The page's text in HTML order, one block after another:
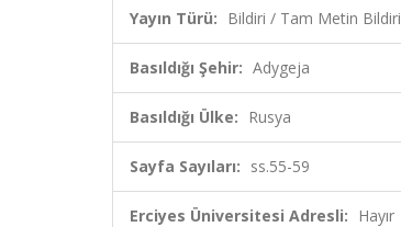
Yayın Türü: Bildiri / Tam Metin Bildiri
Basıldığı Şehir: Adygeja
Basıldığı Ülke: Rusya
Sayfa Sayıları: ss.55-59
Erciyes Üniversitesi Adresli: Hayır